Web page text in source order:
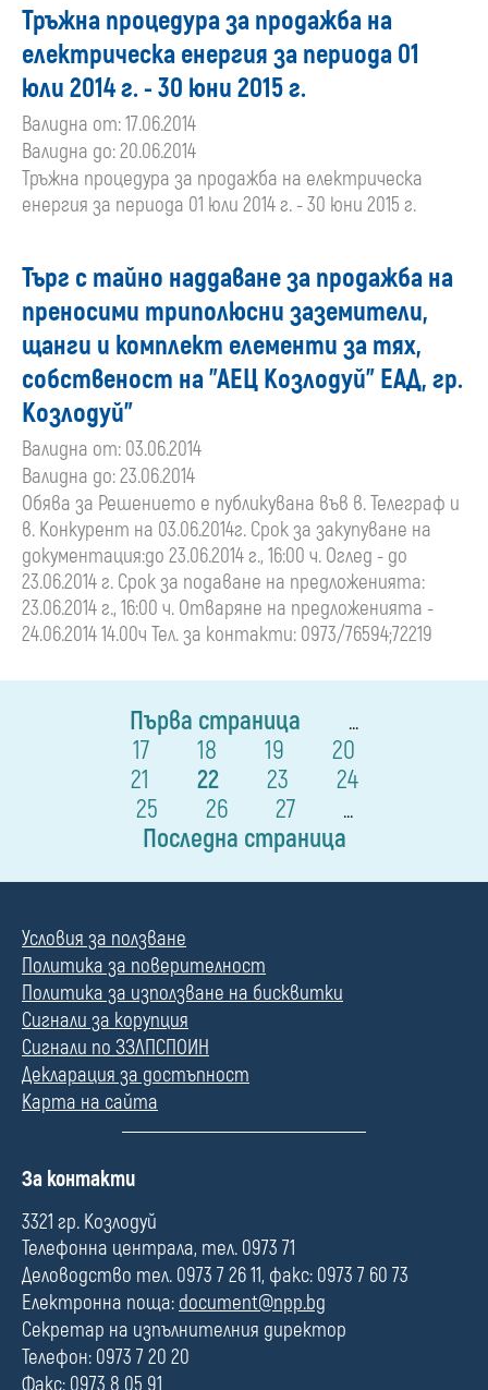
Тръжна процедура за продажба на
електрическа енергия за периода 01
юли 2014 г. - 30 юни 2015 г.
Валидна от: 17.06.2014
Валидна до: 20.06.2014
Тръжна процедура за продажба на електрическа
енергия за периода 01 юли 2014 г. - 30 юни 2015 г.
Търг с тайно наддаване за продажба на
преносими триполюсни заземители,
щанги и комплект елементи за тях,
собственост на "АЕЦ Козлодуй" ЕАД, гр.
Козлодуй"
Валидна от: 03.06.2014
Валидна до: 23.06.2014
Обява за Решението е публикувана във в. Телеграф и
в. Конкурент на 03.06.2014г. Срок за закупуване на
документация:до 23.06.2014 г., 16:00 ч. Оглед - до
23.06.2014 г. Срок за подаване на предложенията:
23.06.2014 г., 16:00 ч. Отваряне на предложенията -
24.06.2014 14.00ч Тел. за контакти: 0973/76594;72219
Първа страница ...
17 18 19
20
21
22 23
24
25
26 27 ...
Последна страница
Условия за ползване
Политика за поверителност
Политика за използване на бисквитки
Сигнали за корупция
Сигнали по ЗЗЛПСПОИН
Декларация за достъпност
Карта на сайта
П
л
е
За контакти
3321 гр. Козлодуй
Телефонна централа, тел. 0973 71
Деловодство тел. 0973 7 26 11, факс: 0973 7 60 73
Електронна поща: document@npp.bg
Секретар на изпълнителния директор
Телефон: 0973 7 20 20